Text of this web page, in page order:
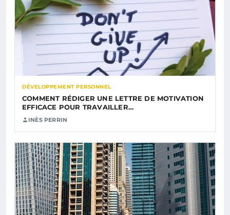
DÉVELOPPEMENT PERSONNEL
COMMENT RÉDIGER UNE LETTRE DE MOTIVATION
EFFICACE POUR TRAVAILLER…
INÈS PERRIN